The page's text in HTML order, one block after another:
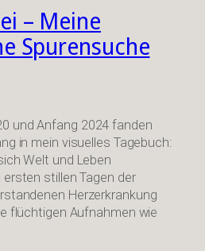
– Meine
Spurensuche
und Anfang 2024 fanden
in mein visuelles Tagebuch:
Welt und Leben
stillen Tagen der
Herzerkrankung
flüchtigen Aufnahmen wie